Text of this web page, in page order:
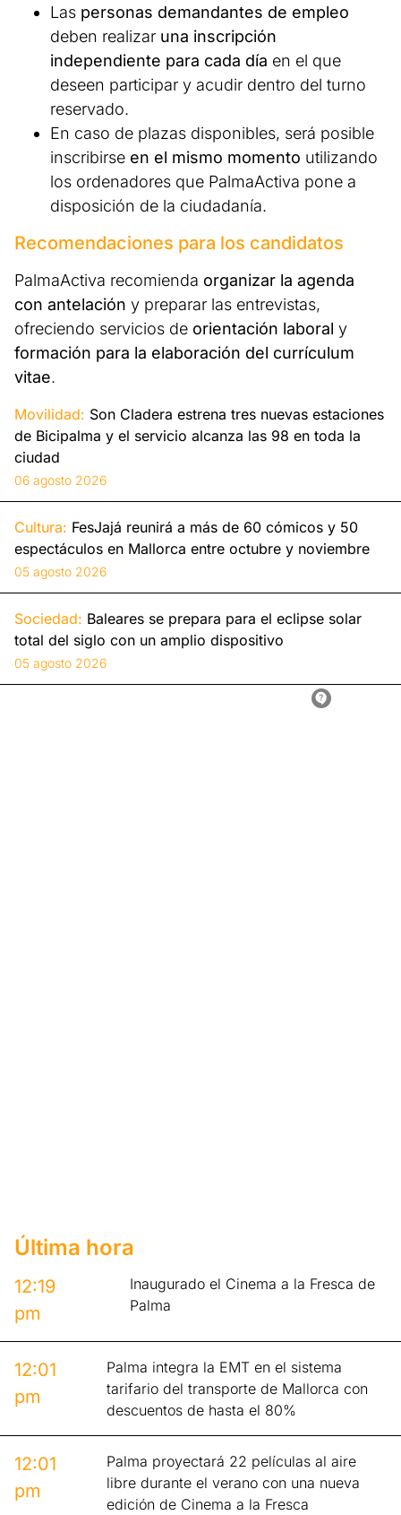
Las personas demandantes de empleo
deben realizar una inscripción
independiente para cada día en el que
deseen participar y acudir dentro del turno
reservado.
En caso de plazas disponibles, será posible
inscribirse en el mismo momento utilizando
los ordenadores que PalmaActiva pone a
disposición de la ciudadanía.
Recomendaciones para los candidatos
PalmaActiva recomienda organizar la agenda
con antelación y preparar las entrevistas,
ofreciendo servicios de orientación laboral y
formación para la elaboración del currículum
vitae.
Movilidad: Son Cladera estrena tres nuevas estaciones
de Bicipalma y el servicio alcanza las 98 en toda la
ciudad
06 agosto 2026
Cultura: FesJajá reunirá a más de 60 cómicos y 50
espectáculos en Mallorca entre octubre y noviembre
05 agosto 2026
Sociedad: Baleares se prepara para el eclipse solar
total del siglo con un amplio dispositivo
05 agosto 2026
Última hora
12:19
pm
Inaugurado el Cinema a la Fresca de
Palma
12:01
pm
Palma integra la EMT en el sistema
tarifario del transporte de Mallorca con
descuentos de hasta el 80%
12:01
pm
Palma proyectará 22 películas al aire
libre durante el verano con una nueva
edición de Cinema a la Fresca